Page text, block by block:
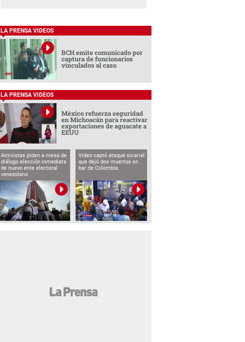
LA PRENSA VIDEOS
BCH emite comunicado por
captura de funcionarios
vinculados al caso
LA PRENSA VIDEOS
México refuerza seguridad
en Michoacán para reactivar
exportaciones de aguacate a
EEUU
Activistas piden a mesa de
diálogo elección inmediata
de nuevo ente electoral
venezolano
Video captó ataque sicarial
que dejó dos muertos en
bar de Colombia